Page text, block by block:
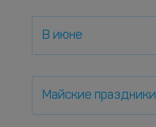
В июне
Майские праздники